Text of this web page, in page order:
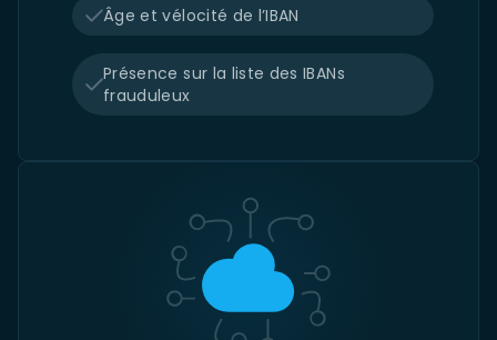
Âge et vélocité de l’IBAN
Présence sur la liste des IBANs
frauduleux